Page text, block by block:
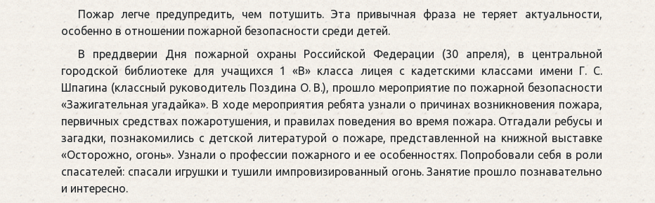
Пожар легче предупредить, чем потушить. Эта привычная фраза не теряет актуальности,
особенно в отношении пожарной безопасности среди детей.
В преддверии Дня пожарной охраны Российской Федерации (30 апреля), в центральной
городской библиотеке для учащихся 1 «В» класса лицея с кадетскими классами имени Г. С.
Шпагина (классный руководитель Поздина О. В.), прошло мероприятие по пожарной безопасности
«Зажигательная угадайка». В ходе мероприятия ребята узнали о причинах возникновения пожара,
первичных средствах пожаротушения, и правилах поведения во время пожара. Отгадали ребусы и
загадки, познакомились с детской литературой о пожаре, представленной на книжной выставке
«Осторожно, огонь». Узнали о профессии пожарного и ее особенностях. Попробовали себя в роли
спасателей: спасали игрушки и тушили импровизированный огонь. Занятие прошло познавательно
и интересно.